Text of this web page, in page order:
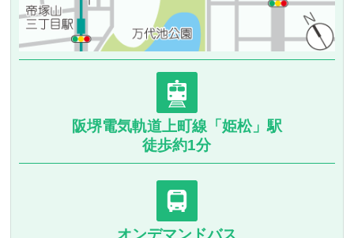
阪堺電気軌道上町線「姫松」駅
徒歩約1分